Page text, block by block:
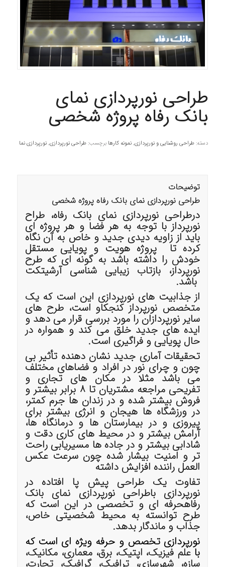
طراحی نورپردازی نمای
بانک رفاه پروژه شخصی
دسته:طراحی روشنایی و نورپردازی, نمونه کارها برچسب:طراحی نورپردازی, نورپردازی نما
توضیحات
طراحی نورپردازی نمای بانک رفاه پروژه شخصی
درطراحی نورپردازی نمای بانک رفاه، طراح
نورپرداز با توجه به هر فضا و هر پروژه ای
باید از زاویه دیدی جدید و خاص به آن نگاه
کرده تا پروژه هویت و پویایی مستقل
خودش را داشته باشد به گونه ای که طرح
نورپرداز، بازتاب زیبایی شناسی آرشیتکت
باشد.
از جذابیت های نورپردازی این است که یک
متخصص نورپرداز کنجکاو است، طرح های
سایر نورپردازان را مورد بررسی قرار می دهد و
ایده های جدید خلق می کند و همواره در
حال پویایی و فراگیری است.
تحقیقات آماری جدید نشان دهنده تأثیر بی
چون و چرای نور در افراد و فضاهای مختلف
می باشد مثلا در مکان های تجاری و
تفریحی مراجعه مشتریان تا 8 برابر بیشتر و
فروش بیشتر شده و در زندان ها جرم کمتر،
در ورزشگاه ها هیجان و انرژی بیشتر برای
پیروزی و در بیمارستان ها و درمانگاه ها،
آرامش بیشتر و در محیط های کاری دقت و
شادابی بیشتر و در جاده ها مسیریابی راحت
تر و امنیت بیشار شده چون سرعت عکس
العمل راننده افزایش داشته
تفاوت یک طراحی پیش پا افتاده در
نورپردازی باطراحی نورپردازی نمای بانک
رفاهحرفه ای و تخصصی در این است که
طرح توانسته به محیط شخصیتی خاص،
جذاب و ماندگار بدهد.
نورپردازی تخصص و حرفه ویژه ای است که
باعلم فیزیک، اپتیک، برق، معماری، مکانیک،
سازه، شهرسازی، ترافیک، گرافیک، تجارت،